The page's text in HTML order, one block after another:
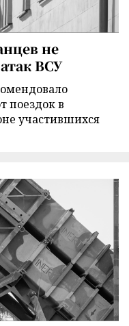
не
ВСУ
поездок в
участившихся